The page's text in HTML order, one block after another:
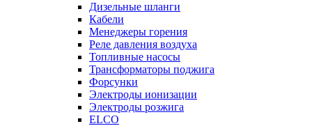
Дизельные шланги
Кабели
Менеджеры горения
Реле давления воздуха
Топливные насосы
Трансформаторы поджига
Форсунки
Электроды ионизации
Электроды розжига
ELCO